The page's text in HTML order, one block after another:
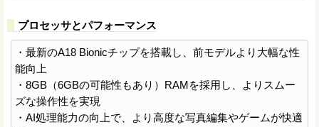
プロセッサとパフォーマンス
・最新のA18 Bionicチップを搭載し、前モデルより大幅な性
能向上
・8GB（6GBの可能性もあり）RAMを採用し、よりスムー
ズな操作性を実現
・AI処理能力の向上で、より高度な写真編集やゲームが快適